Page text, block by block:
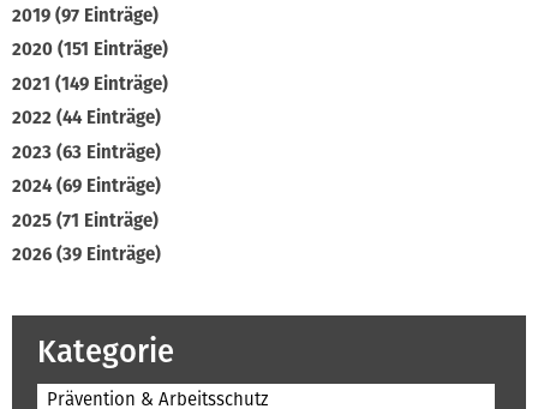
2019 (97 Einträge)
2020 (151 Einträge)
2021 (149 Einträge)
2022 (44 Einträge)
2023 (63 Einträge)
2024 (69 Einträge)
2025 (71 Einträge)
2026 (39 Einträge)
Kategorie
Prävention & Arbeitsschutz